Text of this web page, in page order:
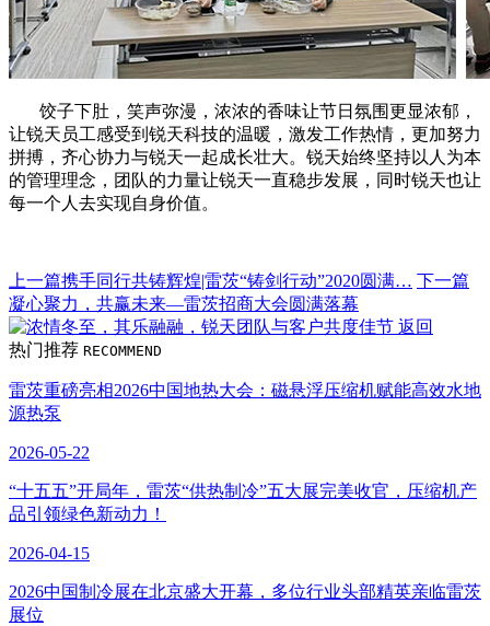
饺子下肚，笑声弥漫，浓浓的香味让节日氛围更显浓郁，
让锐天员工感受到锐天科技的温暖，激发工作热情，更加努力
拼搏，齐心协力与锐天一起成长壮大。锐天始终坚持以人为本
的管理理念，团队的力量让锐天一直稳步发展，同时锐天也让
每一个人去实现自身价值。
上一篇携手同行共铸辉煌|雷茨“铸剑行动”2020圆满… 下一篇
凝心聚力，共赢未来—雷茨招商大会圆满落幕
返回
热门推荐 RECOMMEND
雷茨重磅亮相2026中国地热大会：磁悬浮压缩机赋能高效水地
源热泵
2026-05-22
“十五五”开局年，雷茨“供热制冷”五大展完美收官，压缩机产
品引领绿色新动力！
2026-04-15
2026中国制冷展在北京盛大开幕，多位行业头部精英亲临雷茨
展位